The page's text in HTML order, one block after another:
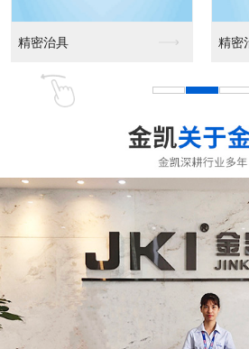
精密治具 精密